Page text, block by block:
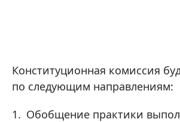
Конституционная комиссия
по следующим направлениям:
Обобщение практики